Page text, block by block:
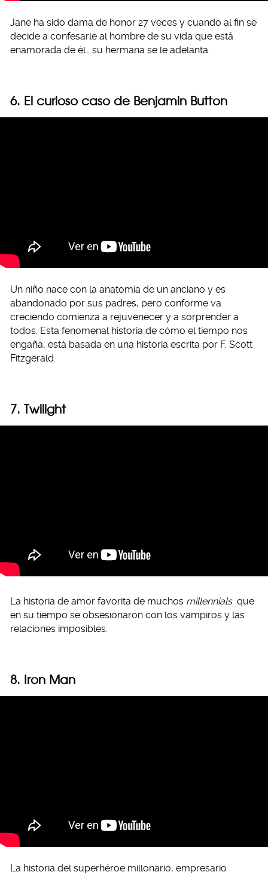
Jane ha sido dama de honor 27 veces y cuando al fin se
decide a confesarle al hombre de su vida que está
enamorada de él… su hermana se le adelanta.
6. El curioso caso de Benjamin Button
Un niño nace con la anatomía de un anciano y es
abandonado por sus padres, pero conforme va
creciendo comienza a rejuvenecer y a sorprender a
todos. Esta fenomenal historia de cómo el tiempo nos
engaña, está basada en una historia escrita por F. Scott
Fitzgerald.
7. Twilight
La historia de amor favorita de muchos millennials que
en su tiempo se obsesionaron con los vampiros y las
relaciones imposibles.
8. Iron Man
La historia del superhéroe millonario, empresario